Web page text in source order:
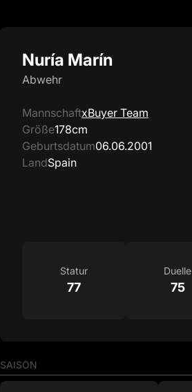
Nuría Marín
Abwehr
MannschaftxBuyer Team
Größe178cm
Geburtsdatum06.06.2001
LandSpain
Statur
77
Duelle
75
SAISON